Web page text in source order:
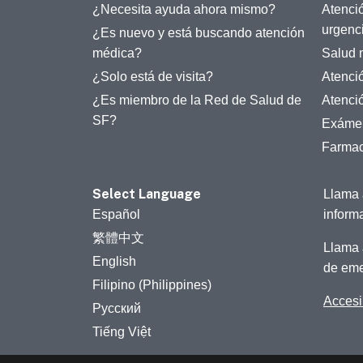
¿Necesita ayuda ahora mismo?
¿Es nuevo y está buscando atención
médica?
¿Solo está de visita?
¿Es miembro de la Red de Salud de
SF?
Salud
Select Language
Español
繁體中文
English
Filipino (Philippines)
Русский
Tiếng Việt
Llama
Llama
de